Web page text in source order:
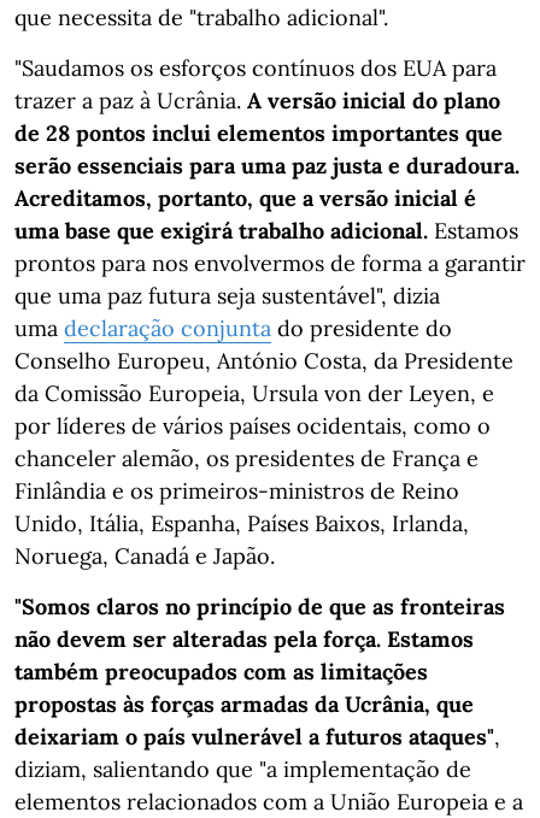
que necessita de "trabalho adicional".
"Saudamos os esforços contínuos dos EUA para
trazer a paz à Ucrânia. A versão inicial do plano
de 28 pontos inclui elementos importantes que
serão essenciais para uma paz justa e duradoura.
Acreditamos, portanto, que a versão inicial é
uma base que exigirá trabalho adicional. Estamos
prontos para nos envolvermos de forma a garantir
que uma paz futura seja sustentável", dizia
uma declaração conjunta do presidente do
Conselho Europeu, António Costa, da Presidente
da Comissão Europeia, Ursula von der Leyen, e
por líderes de vários países ocidentais, como o
chanceler alemão, os presidentes de França e
Finlândia e os primeiros-ministros de Reino
Unido, Itália, Espanha, Países Baixos, Irlanda,
Noruega, Canadá e Japão.
"Somos claros no princípio de que as fronteiras
não devem ser alteradas pela força. Estamos
também preocupados com as limitações
propostas às forças armadas da Ucrânia, que
deixariam o país vulnerável a futuros ataques",
diziam, salientando que "a implementação de
elementos relacionados com a União Europeia e a